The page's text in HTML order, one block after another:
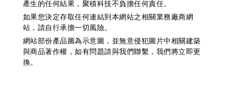
產生的任何結果，聚積科技不負擔任何責任。
如果您決定存取任何連結到本網站之相關業務廠商網
站，請自行承擔一切風險。
網站部份產品圖為示意圖，並無意侵犯圖片中相關建築
與商品著作權，如有問題請與我們聯繫，我們將立即更
換。